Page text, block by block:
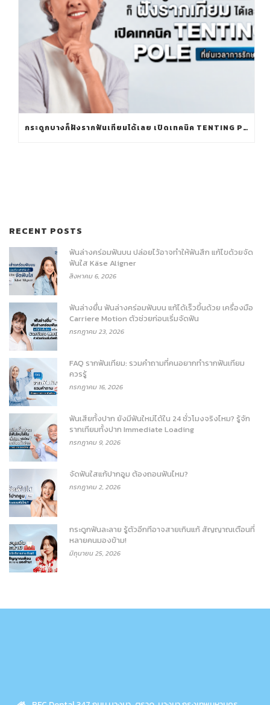
กระดูกบางก็ฝังรากฟันเทียมได้เลย เปิดเทคนิค TENTING POLE ที่ย่นเวลาการรักษา
RECENT POSTS
ฟันล่างคร่อมฟันบน ปล่อยไว้อาจทำให้ฟันสึก แก้ไขด้วยจัด
ฟันใส Käse Aligner
สิงหาคม 6, 2026
ฟันล่างยื่น ฟันล่างคร่อมฟันบน แก้ได้เร็วขึ้นด้วย เครื่องมือ
Carriere Motion ตัวช่วยก่อนเริ่มจัดฟัน
กรกฎาคม 23, 2026
FAQ รากฟันเทียม: รวมคำถามที่คนอยากทำรากฟันเทียม
ควรรู้
กรกฎาคม 16, 2026
ฟันเสียทั้งปาก ยังมีฟันใหม่ได้ใน 24 ชั่วโมงจริงไหม? รู้จัก
รากเทียมทั้งปาก Immediate Loading
กรกฎาคม 9, 2026
จัดฟันใสแก้ปากอูม ต้องถอนฟันไหม?
กรกฎาคม 2, 2026
กระดูกฟันละลาย รู้ตัวอีกทีอาจสายเกินแก้ สัญญาณเตือนที่
หลายคนมองข้าม!
มิถุนายน 25, 2026